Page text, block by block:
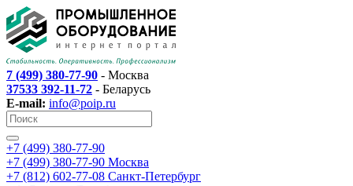
7 (499) 380-77-90 - Москва
37533 392-11-72 - Беларусь
E-mail: info@poip.ru
+7 (499) 380-77-90
+7 (499) 380-77-90 Москва
+7 (812) 602-77-08 Санкт-Петербург